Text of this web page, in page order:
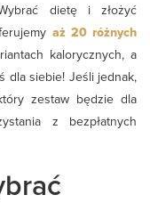
dietę i złożyć
aż 20 różnych
kalorycznych, a
dla siebie! Jeśli jednak,
zestaw będzie dla
z bezpłatnych